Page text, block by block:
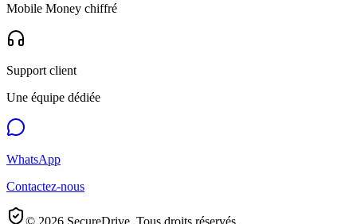
Mobile Money chiffré
Support client
Une équipe dédiée
WhatsApp
Contactez-nous
© 2026 SecureDrive. Tous droits réservés.